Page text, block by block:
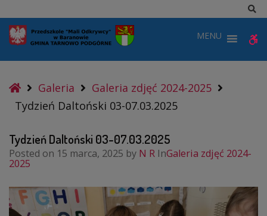
Tydzień
Daltoński
03-
07.03.2025
MENU
HomeGaleria
Galeria zdjęć 2024-2025
Tydzień Daltoński 03-07.03.2025
Tydzień Daltoński 03-07.03.2025
Posted on 15 marca, 2025 by N R InGaleria zdjęć 2024-
2025